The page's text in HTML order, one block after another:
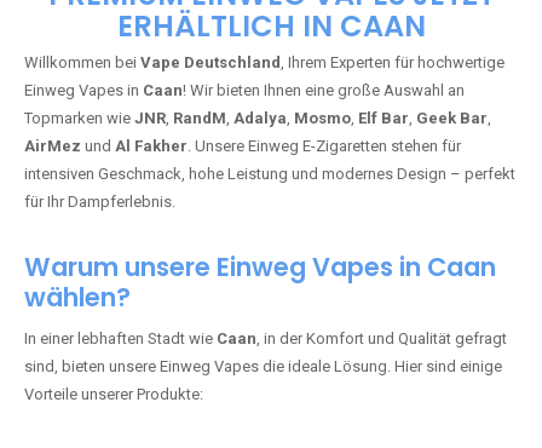
ERHÄLTLICH IN CAAN
Willkommen bei Vape Deutschland, Ihrem Experten für hochwertige
Einweg Vapes in Caan! Wir bieten Ihnen eine große Auswahl an
Topmarken wie JNR, RandM, Adalya, Mosmo, Elf Bar, Geek Bar,
AirMez und Al Fakher. Unsere Einweg E-Zigaretten stehen für
intensiven Geschmack, hohe Leistung und modernes Design – perfekt
für Ihr Dampferlebnis.
Warum unsere Einweg Vapes in Caan
wählen?
In einer lebhaften Stadt wie Caan, in der Komfort und Qualität gefragt
sind, bieten unsere Einweg Vapes die ideale Lösung. Hier sind einige
Vorteile unserer Produkte: